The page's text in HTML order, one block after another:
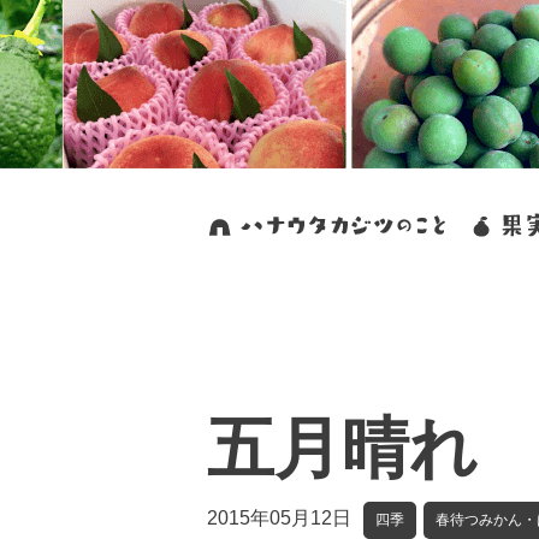
五月晴れ
2015年05月12日 四季 春待つみかん